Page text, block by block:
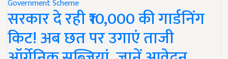
Government Scheme
सरकार दे रही ₹10,000 की गार्डनिंग
किट! अब छत पर उगाएं ताजी